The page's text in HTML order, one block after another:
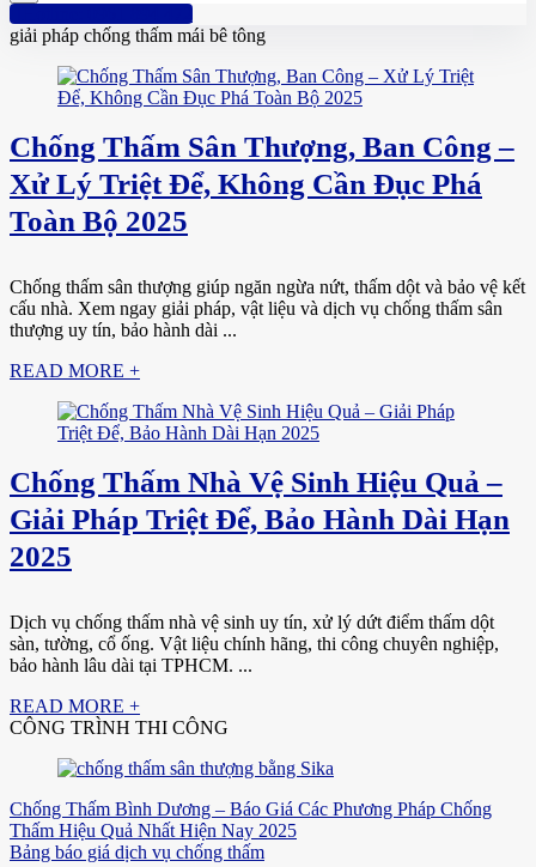
Hotline: 0961 894 472
giải pháp chống thấm mái bê tông
Chống Thấm Sân Thượng, Ban Công –
Xử Lý Triệt Để, Không Cần Đục Phá
Toàn Bộ 2025
Chống thấm sân thượng giúp ngăn ngừa nứt, thấm dột và bảo vệ kết
cấu nhà. Xem ngay giải pháp, vật liệu và dịch vụ chống thấm sân
thượng uy tín, bảo hành dài ...
READ MORE +
Chống Thấm Nhà Vệ Sinh Hiệu Quả –
Giải Pháp Triệt Để, Bảo Hành Dài Hạn
2025
Dịch vụ chống thấm nhà vệ sinh uy tín, xử lý dứt điểm thấm dột
sàn, tường, cổ ống. Vật liệu chính hãng, thi công chuyên nghiệp,
bảo hành lâu dài tại TPHCM. ...
READ MORE +
CÔNG TRÌNH THI CÔNG
Chống Thấm Bình Dương – Báo Giá Các Phương Pháp Chống
Thấm Hiệu Quả Nhất Hiện Nay 2025
Bảng báo giá dịch vụ chống thấm